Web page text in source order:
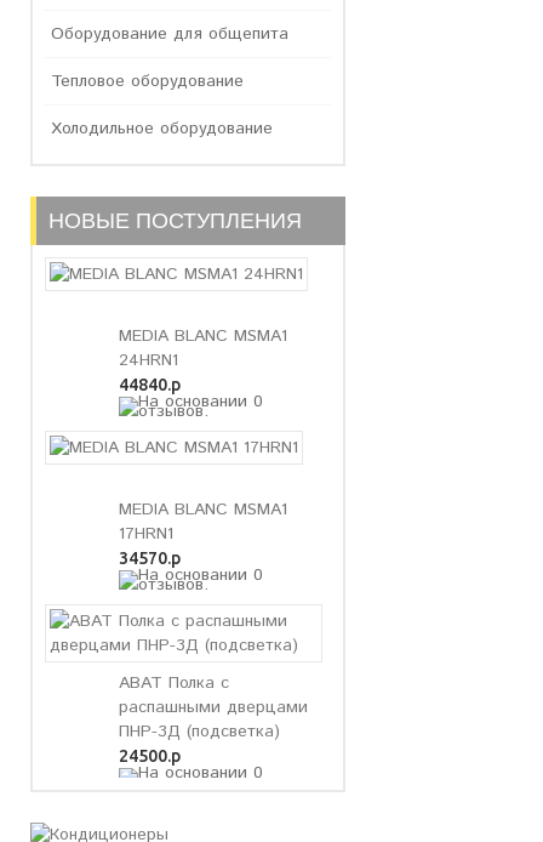
Оборудование для общепита
Тепловое оборудование
Холодильное оборудование
НОВЫЕ ПОСТУПЛЕНИЯ
MEDIA BLANC MSMA1
24HRN1
44840.р
MEDIA BLANC MSMA1
17HRN1
34570.р
ABAT Полка с
распашными дверцами
ПНР-3Д (подсветка)
24500.р